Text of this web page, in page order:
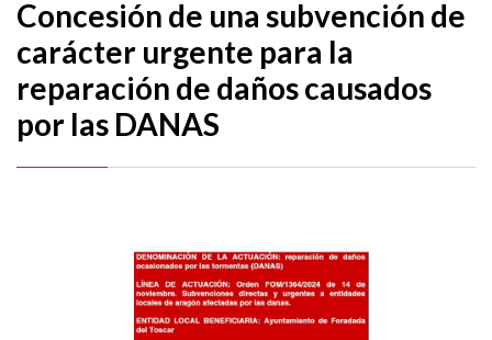
Concesión de una subvención de
carácter urgente para la
reparación de daños causados
por las DANAS